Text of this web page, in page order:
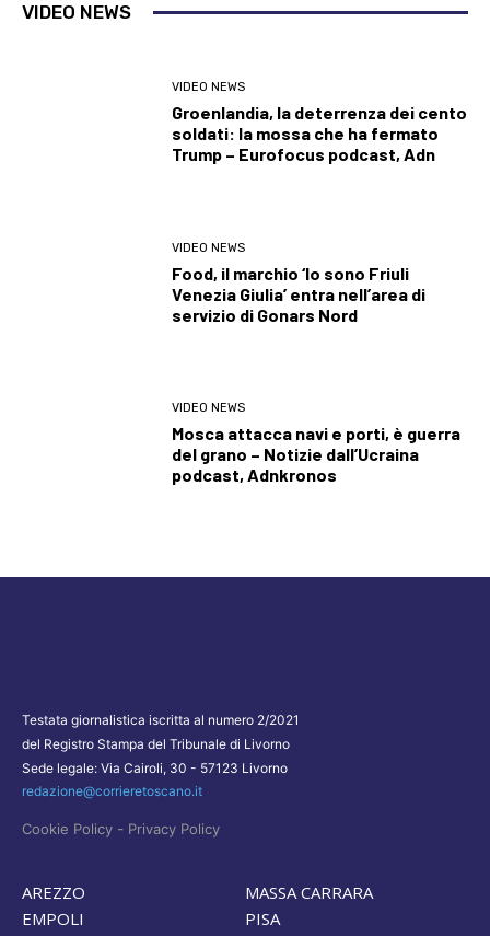
VIDEO NEWS
VIDEO NEWS
Groenlandia, la deterrenza dei cento
soldati: la mossa che ha fermato
Trump – Eurofocus podcast, Adn
VIDEO NEWS
Food, il marchio ‘Io sono Friuli
Venezia Giulia’ entra nell’area di
servizio di Gonars Nord
VIDEO NEWS
Mosca attacca navi e porti, è guerra
del grano – Notizie dall’Ucraina
podcast, Adnkronos
Testata giornalistica iscritta al numero 2/2021
del Registro Stampa del Tribunale di Livorno
Sede legale: Via Cairoli, 30 - 57123 Livorno
redazione@corrieretoscano.it
Cookie Policy - Privacy Policy
AREZZO
EMPOLI
MASSA CARRARA
PISA